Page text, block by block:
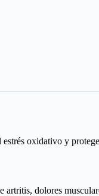
oxidativo y
dolores